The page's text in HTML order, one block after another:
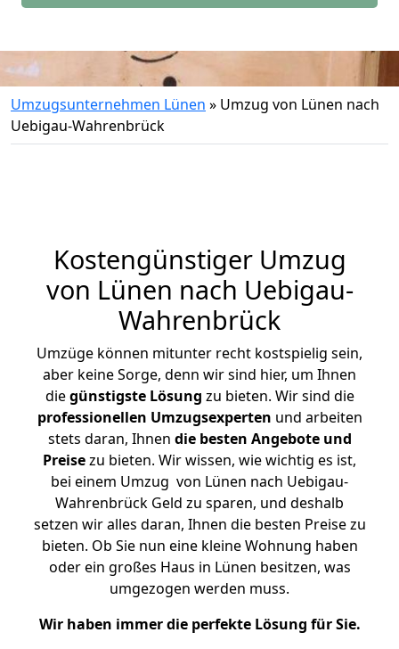
Umzugsunternehmen Lünen » Umzug von Lünen nach
Uebigau-Wahrenbrück
Kostengünstiger Umzug
von Lünen nach Uebigau-
Wahrenbrück
Umzüge können mitunter recht kostspielig sein,
aber keine Sorge, denn wir sind hier, um Ihnen
diegünstigste Lösung zu bieten. Wir sind die
professionellen Umzugsexperten und arbeiten
stets daran, Ihnen die besten Angebote und
Preisezu bieten. Wir wissen, wie wichtig es ist,
bei einem Umzug von Lünen nach Uebigau-
Wahrenbrück Geld zu sparen, und deshalb
setzen wir alles daran, Ihnen die besten Preise zu
bieten. Ob Sie nun eine kleine Wohnung haben
oder ein großes Haus in Lünen besitzen, was
umgezogen werden muss.
Wir haben immer die perfekte Lösung für Sie.